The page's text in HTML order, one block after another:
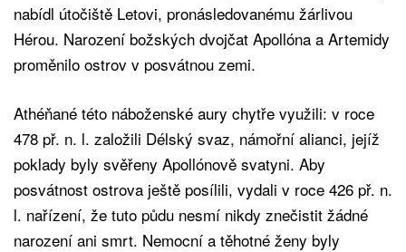
nabídl útočiště Letovi, pronásledovanému žárlivou
Hérou. Narození božských dvojčat Apollóna a Artemidy
proměnilo ostrov v posvátnou zemi.
Athéňané této náboženské aury chytře využili: v roce
478 př. n. l. založili Délský svaz, námořní alianci, jejíž
poklady byly svěřeny Apollónově svatyni. Aby
posvátnost ostrova ještě posílili, vydali v roce 426 př. n.
l. nařízení, že tuto půdu nesmí nikdy znečistit žádné
narození ani smrt. Nemocní a těhotné ženy byly